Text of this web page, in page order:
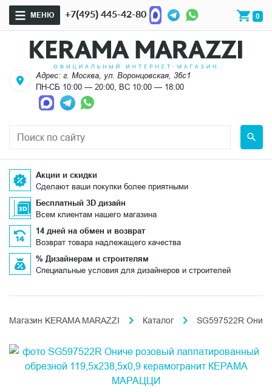
МЕНЮ +7(495) 445-42-80 0
Адрес: г. Москва, ул. Воронцовская, 36с1
ПН-СБ 10:00 — 20:00, ВС 10:00 — 18:00
Акции и скидки
Сделают ваши покупки более приятными
Бесплатный 3D дизайн
Всем клиентам нашего магазина
14 дней на обмен и возврат
Возврат товара надлежащего качества
% Дизайнерам и строителям
Специальные условия для дизайнеров и строителей
Магазин KERAMA MARAZZI Каталог SG597522R